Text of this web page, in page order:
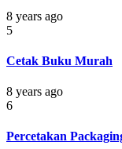
8 years ago
5
Cetak Buku Murah
8 years ago
6
Percetakan